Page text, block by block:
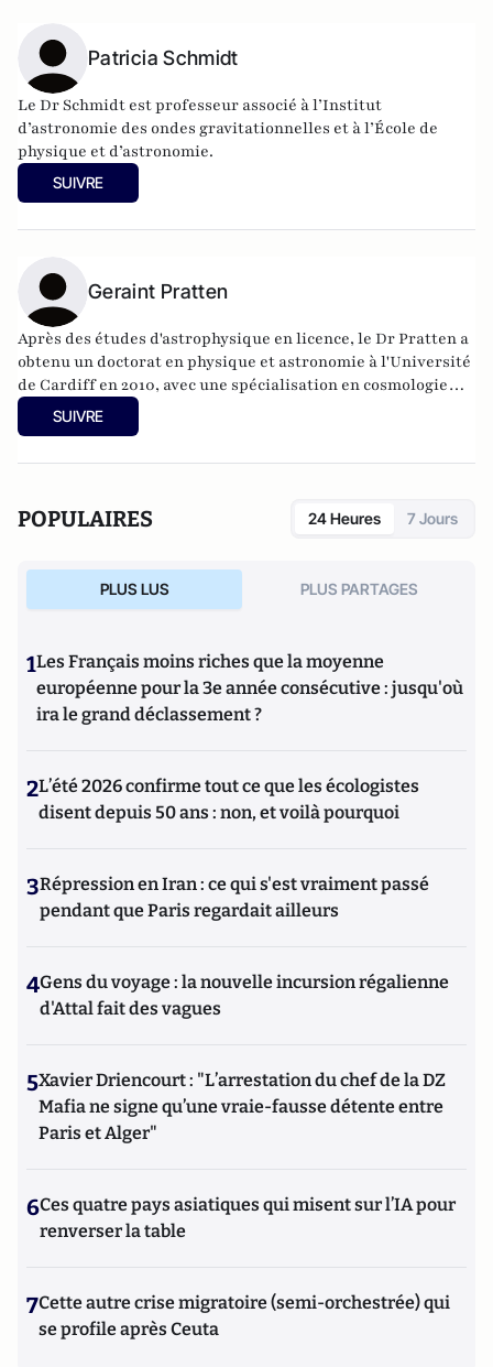
Patricia Schmidt
Le Dr Schmidt est professeur associé à l’Institut
d’astronomie des ondes gravitationnelles et à l’École de
physique et d’astronomie.
SUIVRE
Geraint Pratten
Après des études d'astrophysique en licence, le Dr Pratten a
obtenu un doctorat en physique et astronomie à l'Université
de Cardiff en 2010, avec une spécialisation en cosmologie
théorique. Il a effectué des stages postdoctoraux à
l'Université du Sussex et à l'Université des Îles Baléares
universitaire de la Royal Society et est devenu professeur
SUIVRE
POPULAIRES 24 Heures 7 Jours
PLUS LUS PLUS PARTAGES
1Les Français moins riches que la moyenne
européenne pour la 3e année consécutive : jusqu'où
ira le grand déclassement ?
2L’été 2026 confirme tout ce que les écologistes
disent depuis 50 ans : non, et voilà pourquoi
3Répression en Iran : ce qui s'est vraiment passé
pendant que Paris regardait ailleurs
4Gens du voyage : la nouvelle incursion régalienne
d'Attal fait des vagues
5Xavier Driencourt : "L’arrestation du chef de la DZ
Mafia ne signe qu’une vraie-fausse détente entre
Paris et Alger"
6Ces quatre pays asiatiques qui misent sur l’IA pour
renverser la table
7Cette autre crise migratoire (semi-orchestrée) qui
se profile après Ceuta